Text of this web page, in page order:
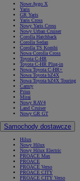
Nowe Aygo X
Yaris
GR Yaris
Yaris Cross
Nowy Yaris Cross
Nowy Urban Cruiser
Corolla Hatchback
Corolla Sedan
Corolla TS Kombi
Nowa Corolla Cross
Toyota C-HR
Toyota C-HR Plug-in
Nowa Toyota C-HR+
Nowa Toyota bZ4X
Nowa Toyota bZ4X Touring
Camry
Prius
Mirai
Nowy RAV4
Land Cruiser
Nowy GR GT
Samochody dostawcze
Hilux
Nowy Hilux
Nowy Hilux Electric
PROACE Max
PROACE
PROACE Verso
PROACE CITY
PROACE CITY Verso